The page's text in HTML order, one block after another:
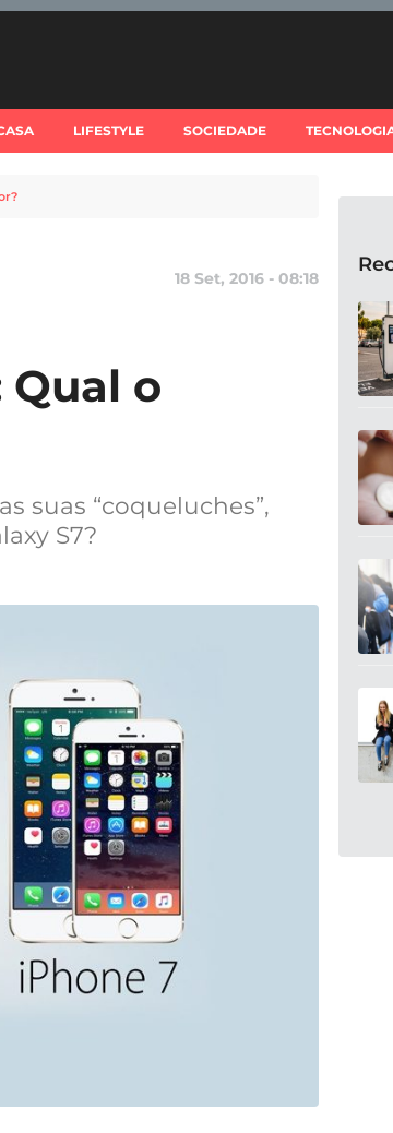
LIFESTYLE SOCIEDADE
18 Set, 2016 - 08:18
Qual o
suas “coqueluches”,
S7?